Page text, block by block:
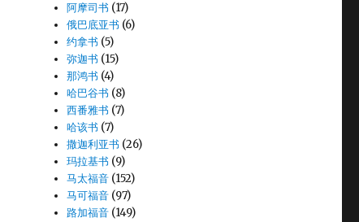
阿摩司书 (17)
俄巴底亚书 (6)
约拿书 (5)
弥迦书 (15)
那鸿书 (4)
哈巴谷书 (8)
西番雅书 (7)
哈该书 (7)
撒迦利亚书 (26)
玛拉基书 (9)
马太福音 (152)
马可福音 (97)
路加福音 (149)